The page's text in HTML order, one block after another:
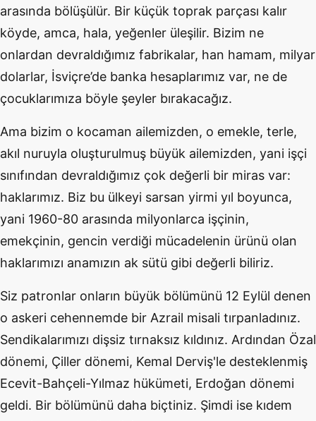
arasında bölüşülür. Bir küçük toprak parçası kalır
köyde, amca, hala, yeğenler üleşilir. Bizim ne
onlardan devraldığımız fabrikalar, han hamam, milyar
dolarlar, İsviçre’de banka hesaplarımız var, ne de
çocuklarımıza böyle şeyler bırakacağız.
Ama bizim o kocaman ailemizden, o emekle, terle,
akıl nuruyla oluşturulmuş büyük ailemizden, yani işçi
sınıfından devraldığımız çok değerli bir miras var:
haklarımız. Biz bu ülkeyi sarsan yirmi yıl boyunca,
yani 1960-80 arasında milyonlarca işçinin,
emekçinin, gencin verdiği mücadelenin ürünü olan
haklarımızı anamızın ak sütü gibi değerli biliriz.
Siz patronlar onların büyük bölümünü 12 Eylül denen
o askeri cehennemde bir Azrail misali tırpanladınız.
Sendikalarımızı dişsiz tırnaksız kıldınız. Ardından Özal
dönemi, Çiller dönemi, Kemal Derviş'le desteklenmiş
Ecevit-Bahçeli-Yılmaz hükümeti, Erdoğan dönemi
geldi. Bir bölümünü daha biçtiniz. Şimdi ise kıdem